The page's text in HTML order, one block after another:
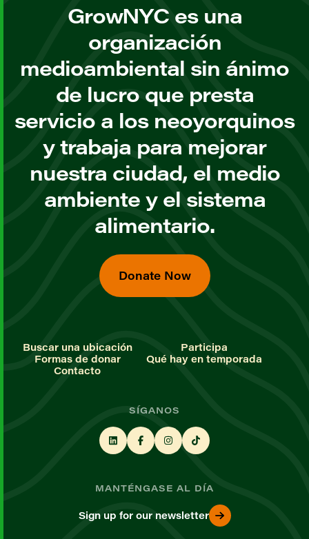
GrowNYC es una
organización
medioambiental sin ánimo
de lucro que presta
servicio a los neoyorquinos
y trabaja para mejorar
nuestra ciudad, el medio
ambiente y el sistema
alimentario.
Donate Now
Buscar una ubicación
Participa
Formas de donar
Qué hay en temporada
Contacto
SÍGANOS
MANTÉNGASE AL DÍA
Sign up for our newsletter